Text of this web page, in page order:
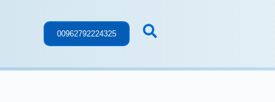
00962792224325